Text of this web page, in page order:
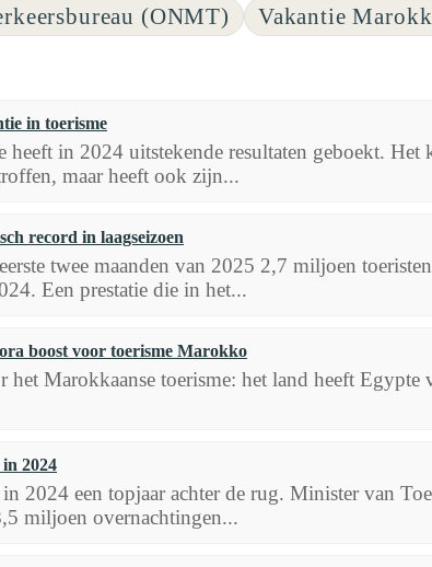
(ONMT) Vakantie
in toerisme
heeft in 2024 uitstekende resultaten geboekt.
maar heeft ook zijn...
record in laagseizoen
twee maanden van 2025 2,7 miljoen
Een prestatie die in het...
boost voor toerisme Marokko
het Marokkaanse toerisme: het land heeft Egypte
2024
2024 een topjaar achter de rug. Minister van
miljoen overnachtingen...